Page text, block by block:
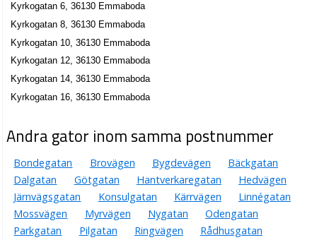
Kyrkogatan 6, 36130 Emmaboda
Kyrkogatan 8, 36130 Emmaboda
Kyrkogatan 10, 36130 Emmaboda
Kyrkogatan 12, 36130 Emmaboda
Kyrkogatan 14, 36130 Emmaboda
Kyrkogatan 16, 36130 Emmaboda
Andra gator inom samma postnummer
Bondegatan Brovägen Bygdevägen
Bäckgatan
Dalgatan
Götgatan Hantverkaregatan
Hedvägen
Järnvägsgatan
Konsulgatan Kärrvägen
Linnégatan
Mossvägen
Myrvägen Nygatan
Odengatan
Parkgatan
Pilgatan Ringvägen
Rådhusgatan